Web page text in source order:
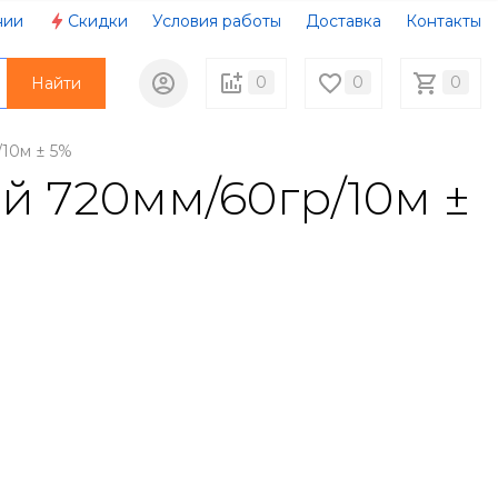
Скидки Условия работы Доставка Контакты
0 0 0
Найти
± 5%
720мм/60гр/10м ±